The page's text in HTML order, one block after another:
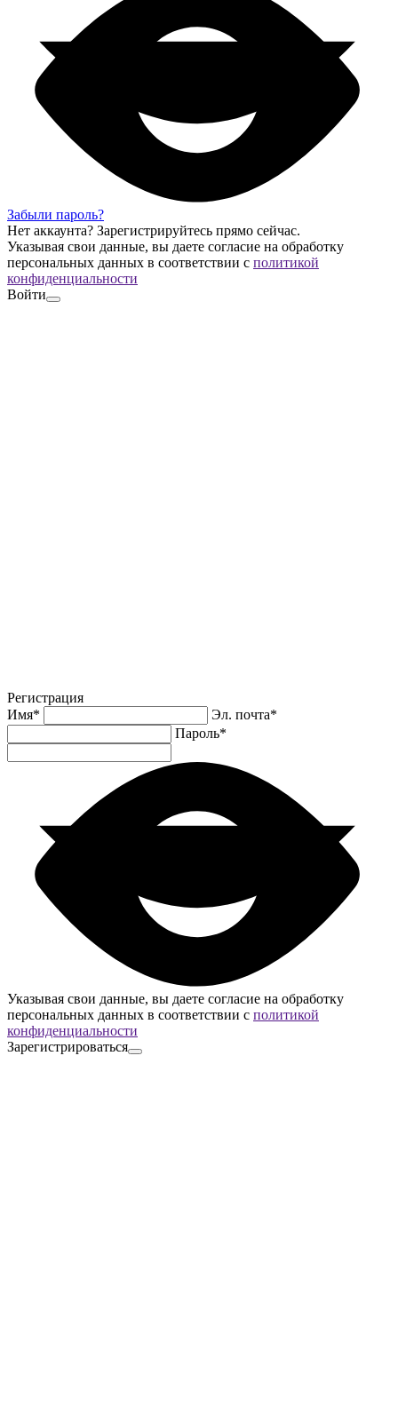
Забыли пароль?
Нет аккаунта? Зарегистрируйтесь прямо сейчас.
Указывая свои данные, вы даете согласие на обработку
персональных данных в соответствии с политикой
конфиденциальности
Войти
Регистрация
Имя* Эл. почта*
Пароль*
Указывая свои данные, вы даете согласие на обработку
персональных данных в соответствии с политикой
конфиденциальности
Зарегистрироваться